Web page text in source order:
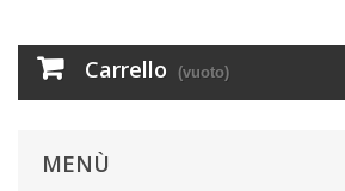
Carrello (vuoto)
MENÙ